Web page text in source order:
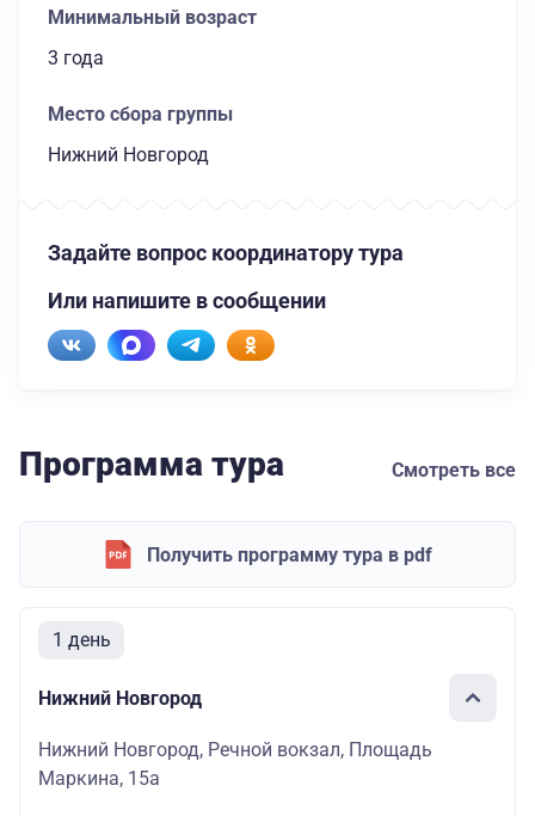
Минимальный возраст
3 года
Место сбора группы
Нижний Новгород
Задайте вопрос координатору тура
Или напишите в сообщении
Программа тура Смотреть все
Получить программу тура в pdf
1 день
Нижний Новгород
Нижний Новгород, Речной вокзал, Площадь
Маркина, 15а